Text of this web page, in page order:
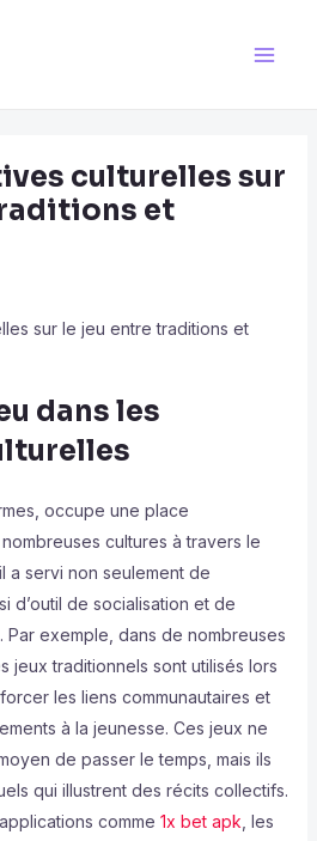
culturelles sur
et
sur le jeu entre traditions et
dans les
occupe une place
cultures à travers le
a servi non seulement de
d’outil de socialisation et de
Par exemple, dans de nombreuses
jeux traditionnels sont utilisés lors
les liens communautaires et
à la jeunesse. Ces jeux ne
de passer le temps, mais ils
qui illustrent des récits collectifs.
comme 1x bet apk , les